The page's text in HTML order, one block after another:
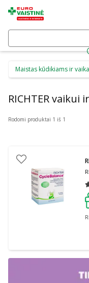
Maistas kūdikiams ir
RICHTER vaikui
Rodomi produktai 1 iš 1